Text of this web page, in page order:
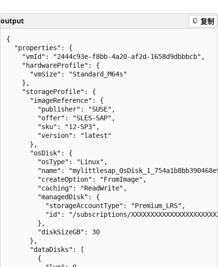
output 复制
{
  "properties": {
    "vmId": "2444c93e-f8bb-4a20-af2d-1658d9dbbbcb",
    "hardwareProfile": {
      "vmSize": "Standard_M64s"
    },
    "storageProfile": {
      "imageReference": {
        "publisher": "SUSE",
        "offer": "SLES-SAP",
        "sku": "12-SP3",
        "version": "latest"
      },
      "osDisk": {
        "osType": "Linux",
"name":
        "createOption": "FromImage",
        "caching": "ReadWrite",
        "managedDisk": {
          "storageAccountType": "Premium_LRS",
"id": "/subscriptions/
        },
        "diskSizeGB": 30
      },
      "dataDisks": [
        {